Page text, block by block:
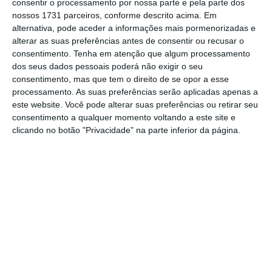
consentir o processamento por nossa parte e pela parte dos
nossos 1731 parceiros, conforme descrito acima. Em
alternativa, pode aceder a informações mais pormenorizadas e
alterar as suas preferências antes de consentir ou recusar o
consentimento. Tenha em atenção que algum processamento
dos seus dados pessoais poderá não exigir o seu
consentimento, mas que tem o direito de se opor a esse
processamento. As suas preferências serão aplicadas apenas a
este website. Você pode alterar suas preferências ou retirar seu
consentimento a qualquer momento voltando a este site e
clicando no botão "Privacidade" na parte inferior da página.